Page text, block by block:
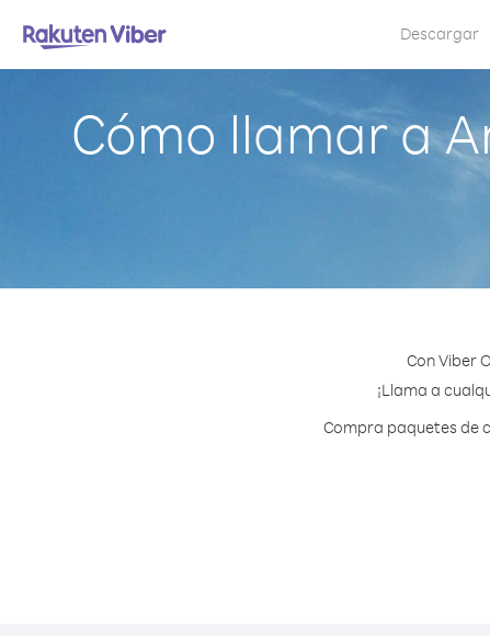
Descargar
Cómo llamar a
Con Viber
¡Llama a
Compra paquetes de